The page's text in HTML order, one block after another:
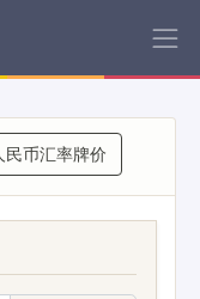
民币汇率牌价